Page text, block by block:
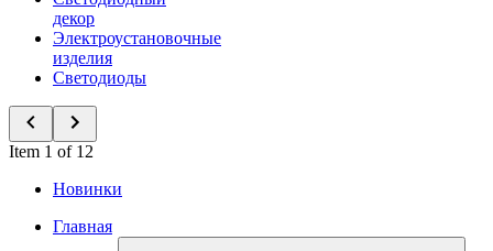
декор
Электроустановочные
изделия
Светодиоды
Item 1 of 12
Новинки
Главная